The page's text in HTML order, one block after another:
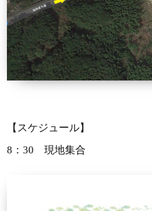
【スケジュール】
8：30 現地集合